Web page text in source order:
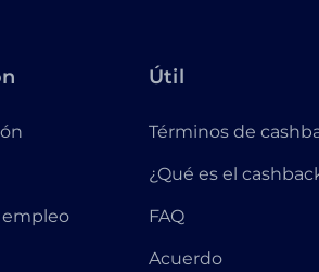
empleo
Útil
Términos de
¿Qué es el
FAQ
Acuerdo